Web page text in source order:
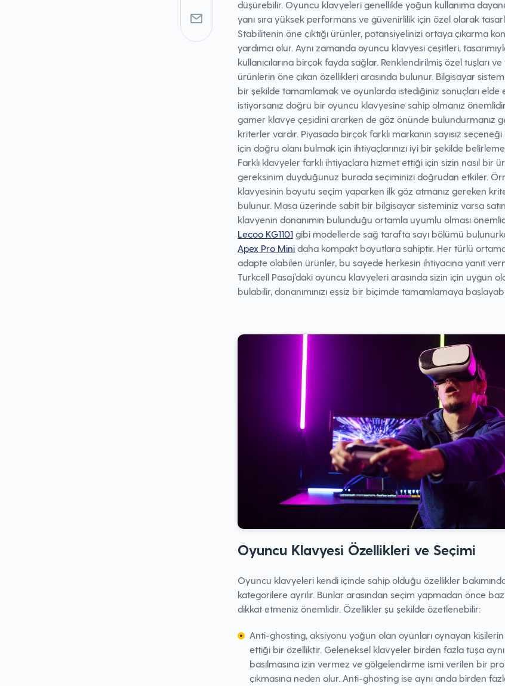
düşürebilir. Oyuncu klavyeleri genellikle yoğun kullanıma
yanı sıra yüksek performans ve güvenirlilik için özel olarak
Stabilitenin öne çıktığı ürünler, potansiyelinizi ortaya çıkarma
yardımcı olur. Aynı zamanda oyuncu klavyesi çeşitleri,
kullanıcılarına birçok fayda sağlar. Renklendirilmiş özel tuşları ve
ürünlerin öne çıkan özellikleri arasında bulunur. Bilgisayar
bir şekilde tamamlamak ve oyunlarda istediğiniz sonuçları elde
istiyorsanız doğru bir oyuncu klavyesine sahip olmanız
gamer klavye çeşidini ararken de göz önünde bulundurmanız
kriterler vardır. Piyasada birçok farklı markanın sayısız
için doğru olanı bulmak için ihtiyaçlarınızı iyi bir şekilde
Farklı klavyeler farklı ihtiyaçlara hizmet ettiği için sizin nasıl bir
gereksinim duyduğunuz burada seçiminizi doğrudan etkiler.
klavyesinin boyutu seçim yaparken ilk göz atmanız gereken
bulunur. Masa üzerinde sabit bir bilgisayar sisteminiz varsa satın
klavyenin donanımın bulunduğu ortamla uyumlu olması
Lecoo KG1101 gibi modellerde sağ tarafta sayı bölümü
Apex Pro Mini daha kompakt boyutlara sahiptir. Her türlü
adapte olabilen ürünler, bu sayede herkesin ihtiyacına yanıt
Turkcell Pasaj’daki oyuncu klavyeleri arasında sizin için uygun
bulabilir, donanımınızı eşsiz bir biçimde tamamlamaya
Oyuncu Klavyesi Özellikleri ve Seçimi
Oyuncu klavyeleri kendi içinde sahip olduğu özellikler
kategorilere ayrılır. Bunlar arasından seçim yapmadan önce
dikkat etmeniz önemlidir. Özellikler şu şekilde özetlenebilir:
Anti-ghosting, aksiyonu yoğun olan oyunları oynayan kişilerin
ettiği bir özelliktir. Geleneksel klavyeler birden fazla tuşa
basılmasına izin vermez ve gölgelendirme ismi verilen bir
çıkmasına neden olur. Anti-ghosting ise aynı anda birden